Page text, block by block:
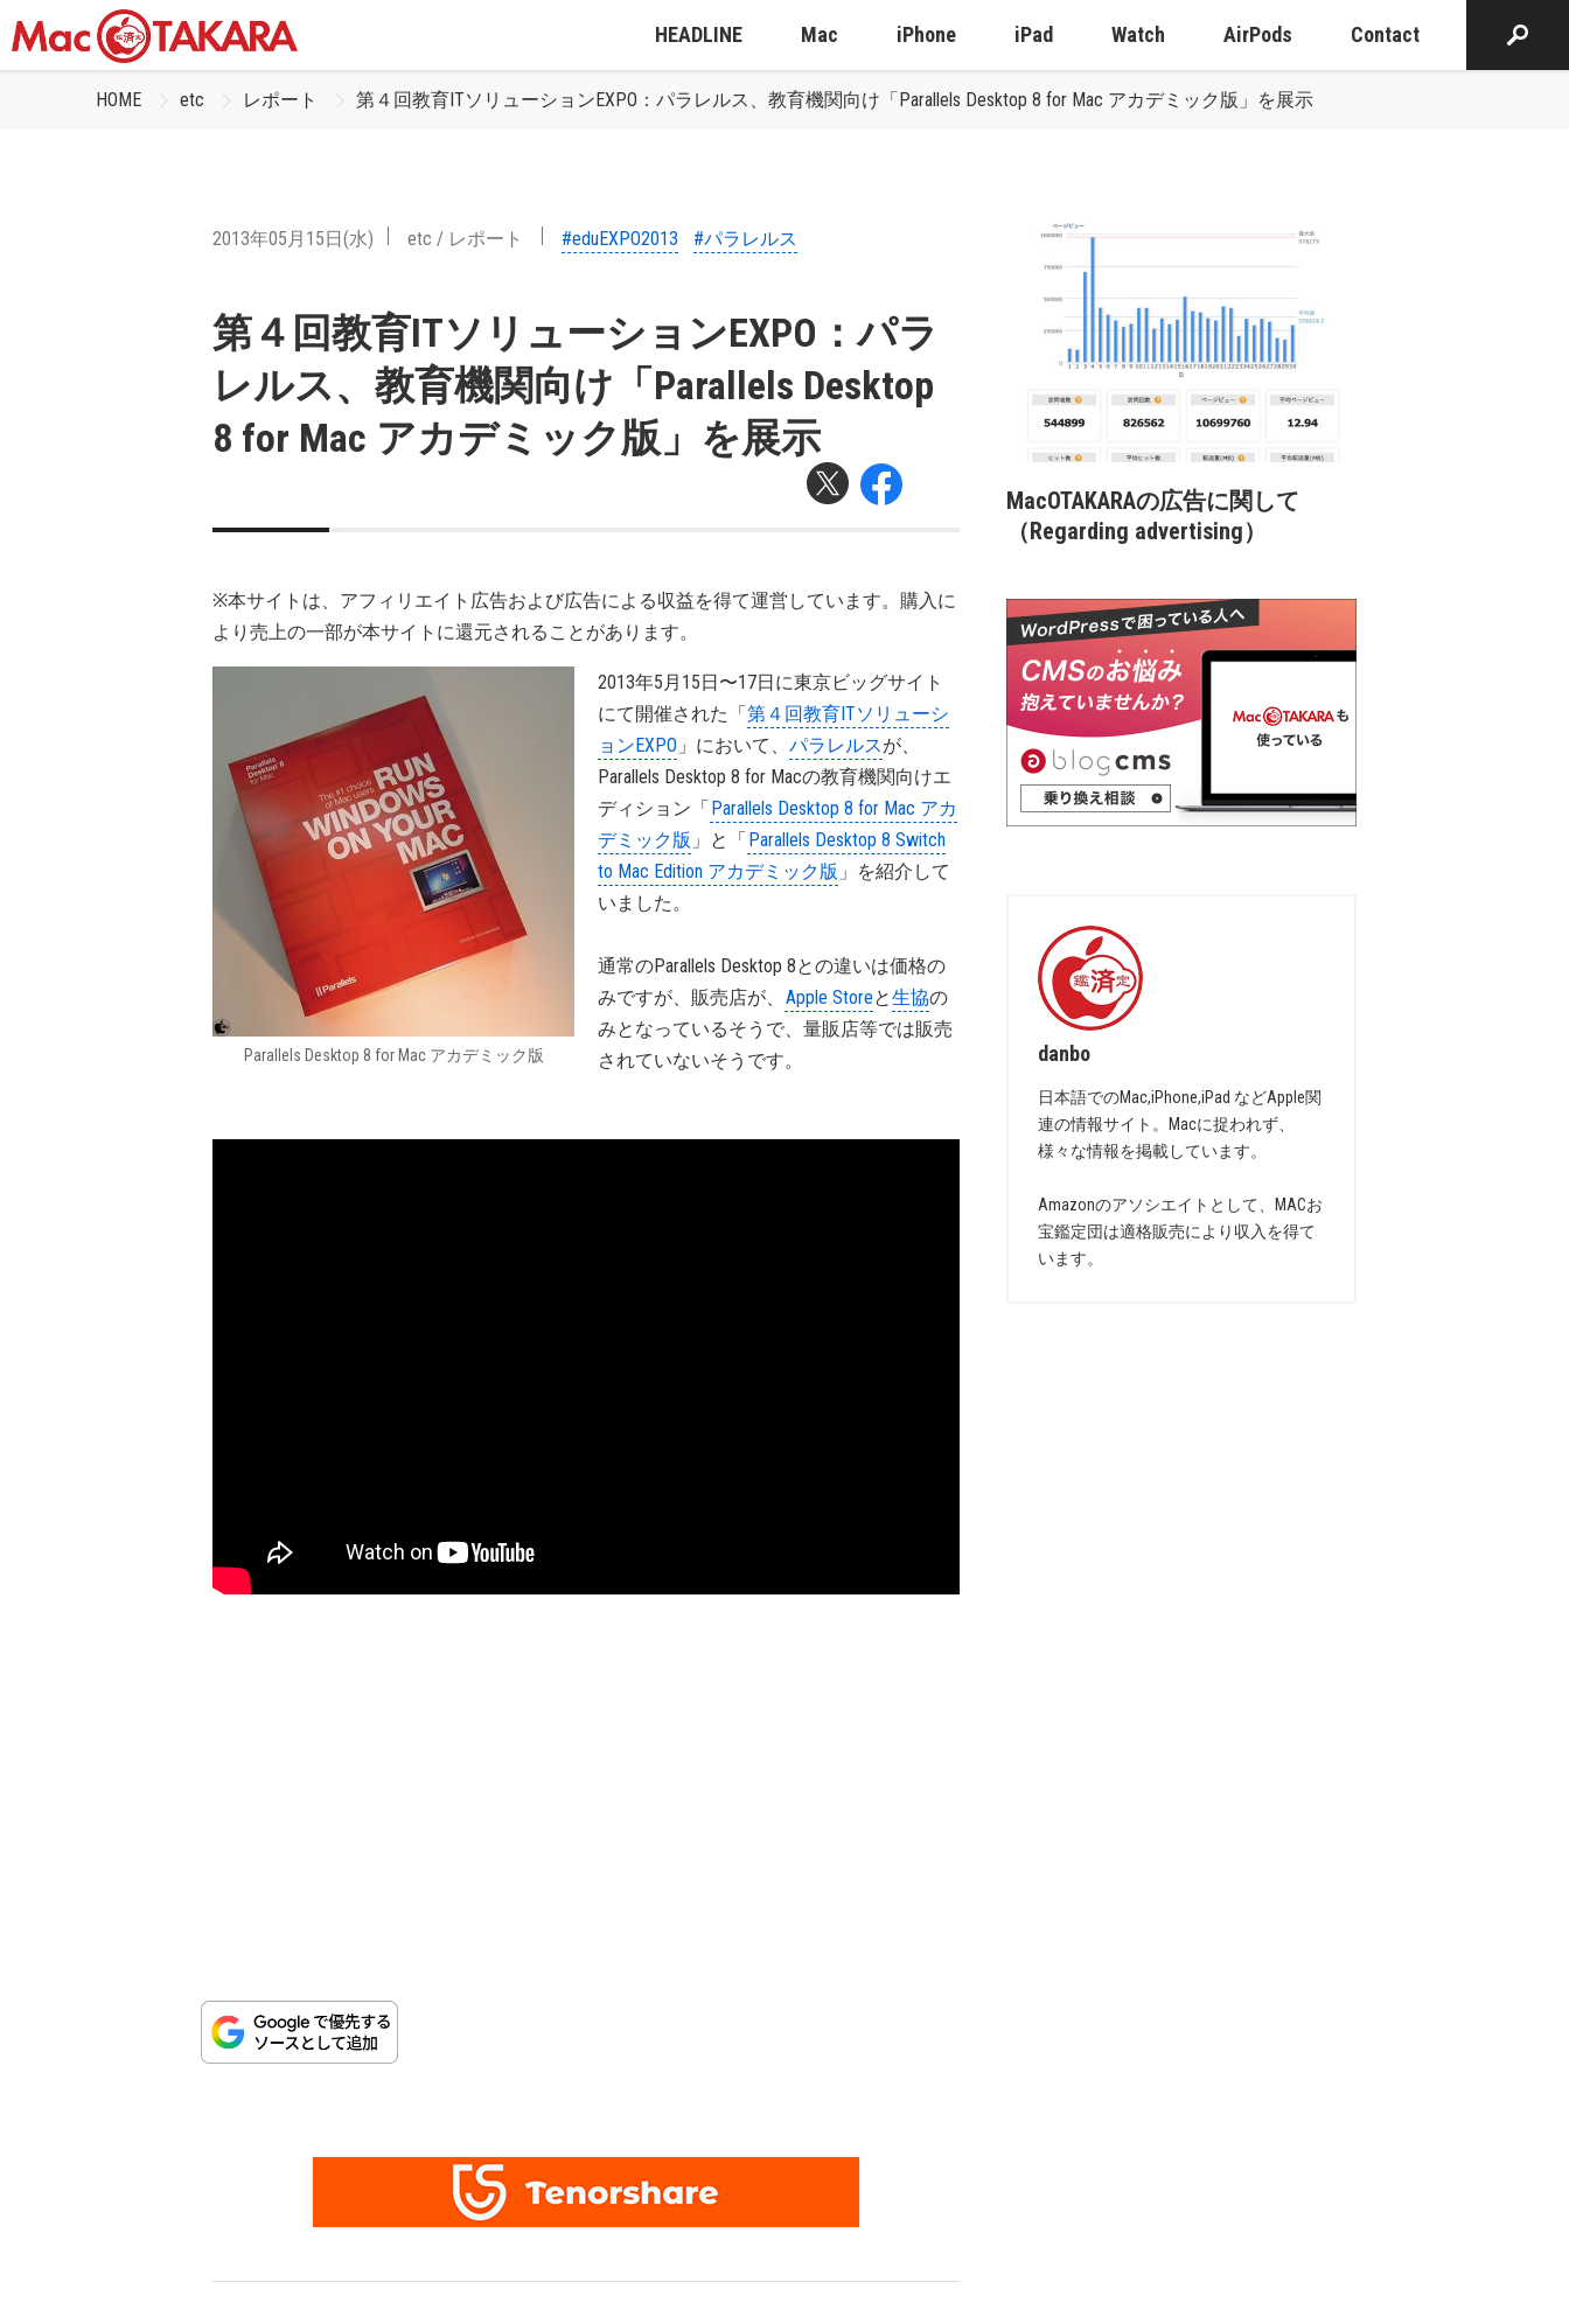
HEADLINE Mac iPhone iPad Watch AirPods Contact
HOME etc レポート 第４回教育ITソリューションEXPO：パラレルス、教育機関向け「Parallels Desktop 8 for Mac アカデミック版」を展示
2013年05月15日(水) etc / レポート #eduEXPO2013 #パラレルス
第４回教育ITソリューションEXPO：パラ
レルス、教育機関向け「Parallels Desktop
8 for Mac アカデミック版」を展示
※本サイトは、アフィリエイト広告および広告による収益を得て運営しています。購入に
より売上の一部が本サイトに還元されることがあります。
Parallels Desktop 8 for Mac アカデミック版
2013年5月15日〜17日に東京ビッグサイト
にて開催された「第４回教育ITソリューシ
ョンEXPO 」において、 パラレルスが、
Parallels Desktop 8 for Macの教育機関向けエ
ディション「Parallels Desktop 8 for Mac アカ
デミック版 」と「Parallels Desktop 8 Switch
to Mac Edition アカデミック版 」を紹介して
いました。
通常のParallels Desktop 8との違いは価格の
みですが、販売店が、 Apple Storeと生協の
みとなっているそうで、量販店等では販売
されていないそうです。
MacOTAKARAの広告に関して
（Regarding advertising）
danbo
日本語でのMac,iPhone,iPad などApple関
連の情報サイト。Macに捉われず、
様々な情報を掲載しています。
Amazonのアソシエイトとして、MACお
宝鑑定団は適格販売により収入を得て
います。